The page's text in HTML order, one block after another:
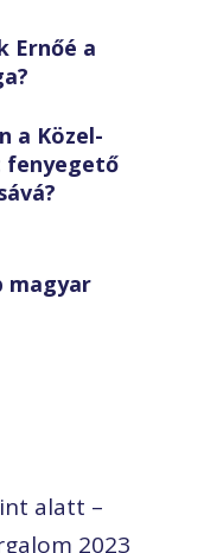
Ernőé a
a Közel-
fenyegető
magyar
alatt –
2023